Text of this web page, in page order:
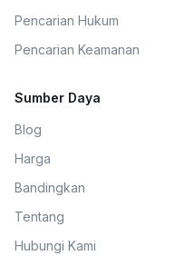
Pencarian Hukum
Pencarian Keamanan
Sumber Daya
Blog
Harga
Bandingkan
Tentang
Hubungi Kami